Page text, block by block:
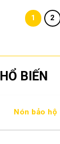
1 2
BIẾN
Nón bảo hộ